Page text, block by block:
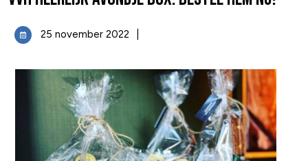
25 november 2022